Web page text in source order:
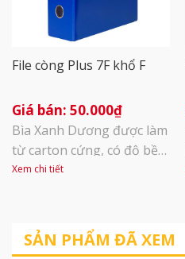
File còng Plus 7F khổ F
50.000₫
Bìa Xanh Dương được làm
từ carton cứng, có độ bền
cao, chịu va đập tốt. Vải
dàng làm sạch lau chùi,
giúp sắp xếp tài liệu dễ
Xem chi tiết
SẢN PHẨM ĐÃ XEM